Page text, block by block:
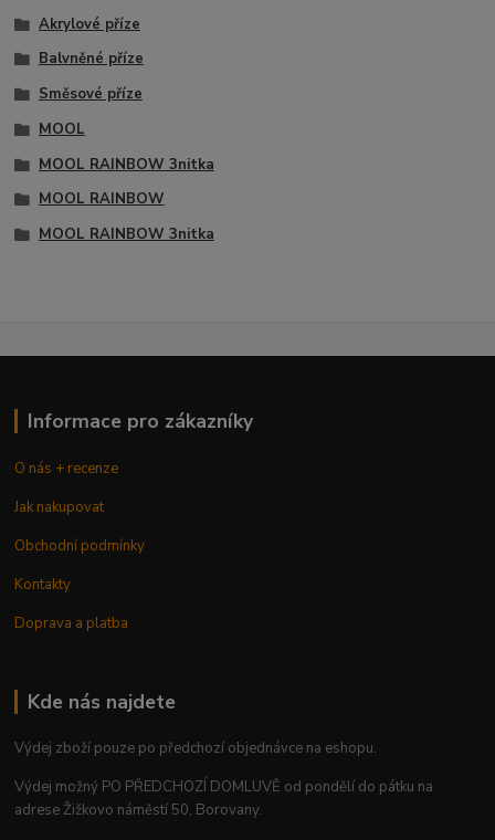
Akrylové příze
Balvněné příze
Směsové příze
MOOL
MOOL RAINBOW 3nitka
MOOL RAINBOW
MOOL RAINBOW 3nitka
Informace pro zákazníky
O nás + recenze
Jak nakupovat
Obchodní podmínky
Kontakty
Doprava a platba
Kde nás najdete
Výdej zboží pouze po předchozí objednávce na eshopu.
Výdej možný PO PŘEDCHOZÍ DOMLUVĚ od pondělí do pátku na
adrese Žižkovo náměstí 50, Borovany.